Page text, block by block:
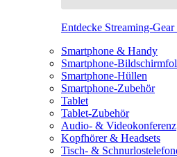
Entdecke Streaming-
Smartphone & Handy
Smartphone-
Smartphone-Hüllen
Smartphone-Zubehör
Tablet
Tablet-Zubehör
Audio- & Videokonferenz
Kopfhörer & Headsets
Tisch- &